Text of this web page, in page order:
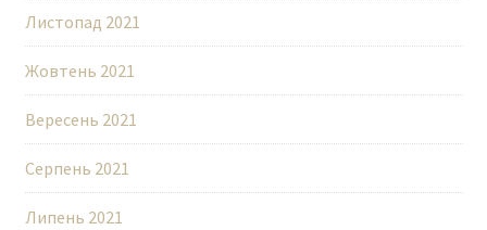
Листопад 2021
Жовтень 2021
Вересень 2021
Серпень 2021
Липень 2021